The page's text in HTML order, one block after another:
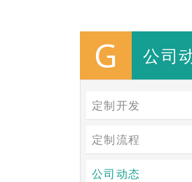
G 公司
定制开发
定制流程
公司动态